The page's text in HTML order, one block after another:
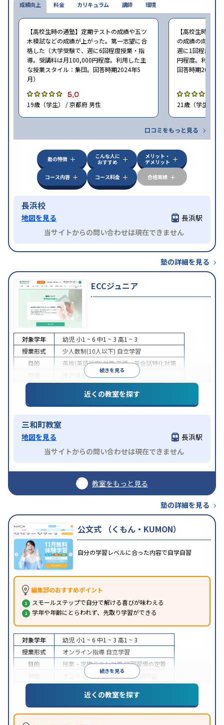
成績向上
【高校生時の通塾】定期テストの成績や五ツ
木模試などの成績が上がった。第一志望に合
格した（大学受験で、週に6回程度授業・指
導。受講料は月100,000円程度。利用した主
な授業スタイル：集団。回答時期2024年5
月）
5.0
19歳（学生） / 京都府 男性
【高校生時の通
の成績の向上に
週に1回程度授
円程度。利用し
回答時期2024年
21歳（学生） /
口コミをもっと見る
料金 カリキュラム 講師 環境
塾の特徴
こんな人に
おすすめ
メリット・
デメリット
コース内容
コース料金 合格実績
長浜校
地図を見る
長浜駅
当サイトからの問い合わせは現在できません
塾の詳細を見る
ECCジュニア
続きを見る
対象学年 幼児 小1 ~ 6 中1 ~ 3 高1 ~ 3
授業形式
少人数制(10人以下) 自立学習
目的
英検(英語検定)対策英語・英会話特化対策
季節講習のみの受講可
近くの教室を探す
三和町教室
地図を見る
長浜駅
当サイトからの問い合わせは現在できません
教室をもっと見る
塾の詳細を見る
公文式 （くもん・KUMON）
自分の学習レベルに合った内容で自学自習
編集部のおすすめポイント
スモールステップで自分で解ける喜びが味わえる
学年や年齢にとらわれず、先取り学習ができる
続きを見る
対象学年 幼児 小1 ~ 6 中1 ~ 3 高1 ~ 3
授業形式
オンライン指導 自立学習
目的
授業・定期テスト対策学習習慣の定着
オンライン対応1科目から受講可能
近くの教室を探す